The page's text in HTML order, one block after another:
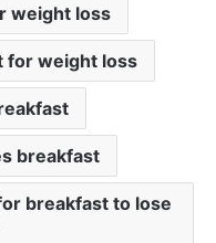
weight loss
for weight loss
breakfast
breakfast to lose